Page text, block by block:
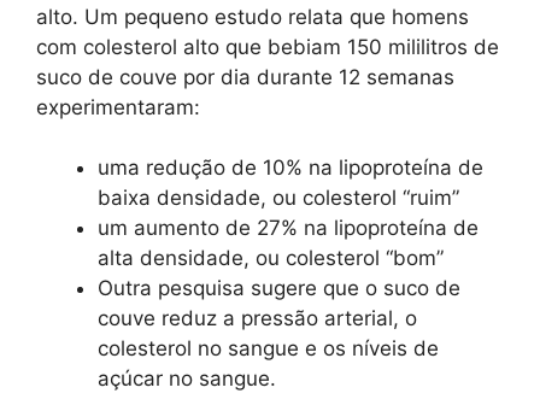
alto. Um pequeno estudo relata que homens
com colesterol alto que bebiam 150 mililitros de
suco de couve por dia durante 12 semanas
experimentaram:
uma redução de 10% na lipoproteína de
baixa densidade, ou colesterol “ruim”
um aumento de 27% na lipoproteína de
alta densidade, ou colesterol “bom”
Outra pesquisa sugere que o suco de
couve reduz a pressão arterial, o
colesterol no sangue e os níveis de
açúcar no sangue.